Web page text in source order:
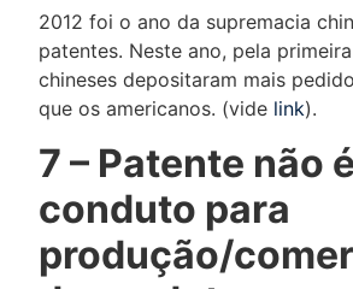
2012 foi o ano da supremacia
patentes. Neste ano, pela
chineses depositaram mais
que os americanos. (vide link).
7 – Patente não
conduto para
produção/